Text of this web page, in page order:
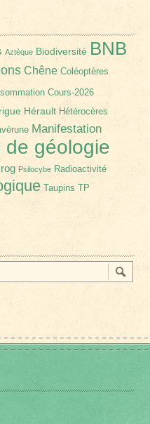
Aztèque Biodiversité BNB
Chêne Coléoptères
Cours-2026
Hérault Hétérocères
Manifestation
de géologie
Psilocybe Radioactivité
Taupins TP